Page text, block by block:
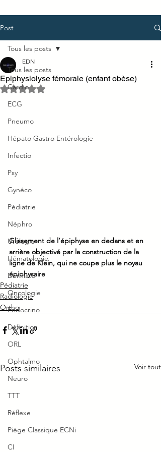
Post
Tous les posts
Cardio
ECG
Pneumo
Hépato Gastro Entérologie
Infectio
Psy
Gynéco
Pédiatrie
Néphro
Urologie
Hématologie
Dermato
Oncologie
Endocrino
Définition
ORL
Ophtalmo
Neuro
TTT
Réflexe
Piège Classique ECNi
CI
Tous les posts
Epiphysiolyse fémorale (enfant obèse)
EDN
Noté NaN étoiles sur 5.
Glissement de l’épiphyse en dedans et en
arrière objectivé par la construction de la
ligne de Klein, qui ne coupe plus le noyau
épiphysaire
Pédiatrie
Radiologie
Ortho
Posts similaires Voir tout